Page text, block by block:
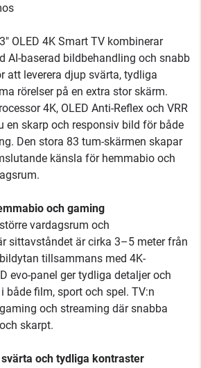
OLED 4K Smart TV kombinerar
AI-baserad bildbehandling och snabb
att leverera djup svärta, tydliga
rörelser på en extra stor skärm.
4K, OLED Anti-Reflex och VRR
en skarp och responsiv bild för både
Den stora 83 tum-skärmen skapar
känsla för hemmabio och
och gaming
vardagsrum och
sittavståndet är cirka 3–5 meter från
tillsammans med 4K-
evo-panel ger tydliga detaljer och
både film, sport och spel. TV:n
och streaming där snabba
skarpt.
svärta och tydliga kontraster